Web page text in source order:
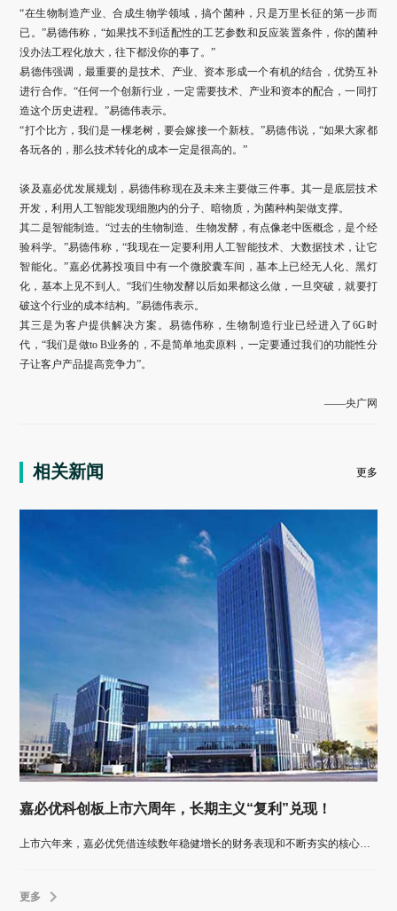
“在生物制造产业、合成生物学领域，搞个菌种，只是万里长征的第一步而
已。”易德伟称，“如果找不到适配性的工艺参数和反应装置条件，你的菌种
没办法工程化放大，往下都没你的事了。”
易德伟强调，最重要的是技术、产业、资本形成一个有机的结合，优势互补
进行合作。“任何一个创新行业，一定需要技术、产业和资本的配合，一同打
造这个历史进程。”易德伟表示。
“打个比方，我们是一棵老树，要会嫁接一个新枝。”易德伟说，“如果大家都
各玩各的，那么技术转化的成本一定是很高的。”
谈及嘉必优发展规划，易德伟称现在及未来主要做三件事。其一是底层技术
开发，利用人工智能发现细胞内的分子、暗物质，为菌种构架做支撑。
其二是智能制造。“过去的生物制造、生物发酵，有点像老中医概念，是个经
验科学。”易德伟称，“我现在一定要利用人工智能技术、大数据技术，让它
智能化。”嘉必优募投项目中有一个微胶囊车间，基本上已经无人化、黑灯
化，基本上见不到人。“我们生物发酵以后如果都这么做，一旦突破，就要打
破这个行业的成本结构。”易德伟表示。
其三是为客户提供解决方案。易德伟称，生物制造行业已经进入了6G时
代，“我们是做to B业务的，不是简单地卖原料，一定要通过我们的功能性分
子让客户产品提高竞争力”。
——央广网
相关新闻 更多
嘉必优科创板上市六周年，长期主义“复利”兑现！
上市六年来，嘉必优凭借连续数年稳健增长的财务表现和不断夯实的核心产品壁垒，划出一条清晰而稳健的增长曲线。
更多